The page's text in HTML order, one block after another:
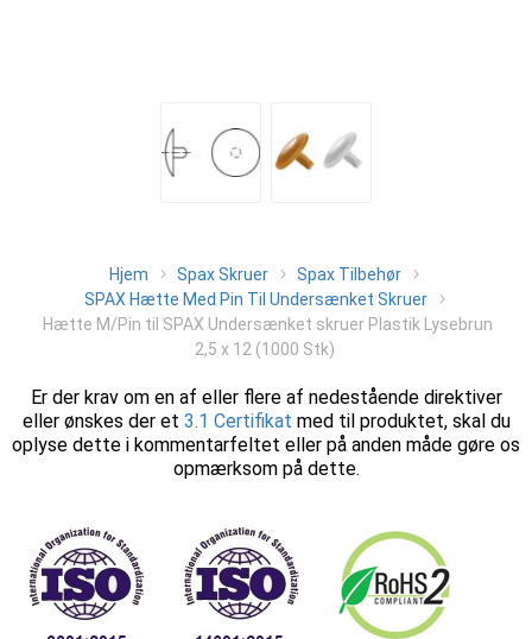
Hjem Spax Skruer
Spax Tilbehør
SPAX Hætte Med Pin Til Undersænket Skruer
Hætte M/Pin til SPAX Undersænket skruer Plastik Lysebrun
2,5 x 12 (1000 Stk)
Er der krav om en af eller flere af nedestående direktiver
eller ønskes der et 3.1 Certifikat med til produktet, skal du
oplyse dette i kommentarfeltet eller på anden måde gøre os
opmærksom på dette.